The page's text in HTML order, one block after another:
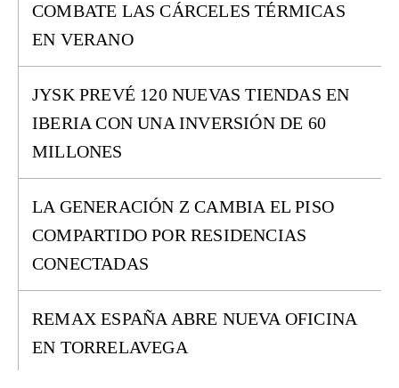
COMBATE LAS CÁRCELES TÉRMICAS
EN VERANO
JYSK PREVÉ 120 NUEVAS TIENDAS EN
IBERIA CON UNA INVERSIÓN DE 60
MILLONES
LA GENERACIÓN Z CAMBIA EL PISO
COMPARTIDO POR RESIDENCIAS
CONECTADAS
REMAX ESPAÑA ABRE NUEVA OFICINA
EN TORRELAVEGA